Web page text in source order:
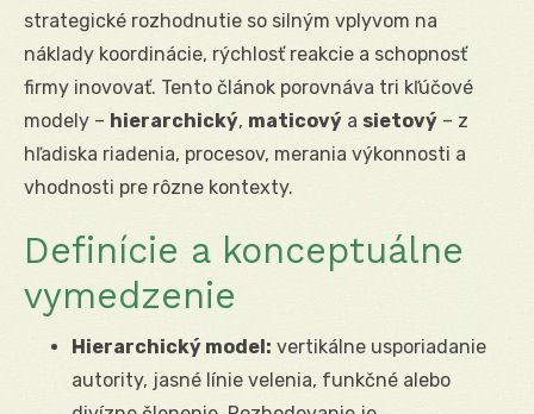
strategické rozhodnutie so silným vplyvom na
náklady koordinácie, rýchlosť reakcie a schopnosť
firmy inovovať. Tento článok porovnáva tri kľúčové
modely – hierarchický, maticový a sietový – z
hľadiska riadenia, procesov, merania výkonnosti a
vhodnosti pre rôzne kontexty.
Definície a konceptuálne
vymedzenie
Hierarchický model: vertikálne usporiadanie
autority, jasné línie velenia, funkčné alebo